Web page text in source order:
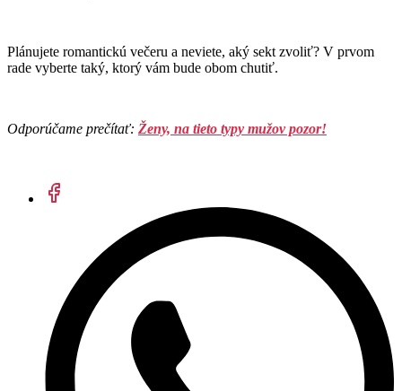
Plánujete romantickú večeru a neviete, aký sekt zvoliť? V prvom
rade vyberte taký, ktorý vám bude obom chutiť.
Odporúčame prečítať: Ženy, na tieto typy mužov pozor!